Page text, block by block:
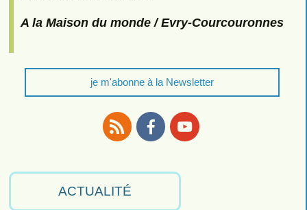
A la Maison du monde / Evry-Courcouronnes
je m'abonne à la Newsletter
ACTUALITÉ